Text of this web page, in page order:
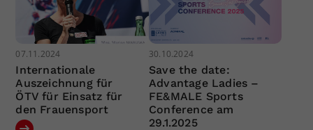
07.11.2024
Internationale
Auszeichnung für
ÖTV für Einsatz für
den Frauensport
30.10.2024
Save the date:
Advantage Ladies –
FE&MALE Sports
Conference am
29.1.2025